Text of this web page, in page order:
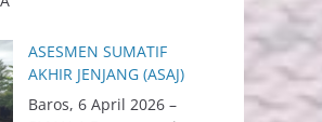
ASESMEN SUMATIF
AKHIR JENJANG (ASAJ)
Baros, 6 April 2026 –